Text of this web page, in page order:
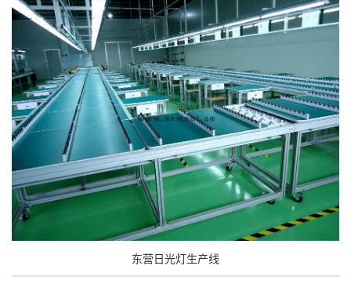
东营日光灯生产线